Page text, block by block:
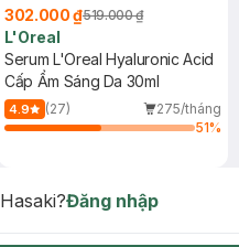
302.000 ₫519.000 ₫
L'Oreal
Serum L'Oreal Hyaluronic Acid
Cấp Ẩm Sáng Da 30ml
4.9 (27)
275/tháng
51%
Đăng nhập